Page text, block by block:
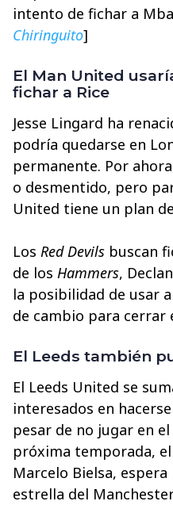
intento de fichar a
Chiringuito]
El Man United
fichar a Rice
Jesse Lingard ha
podría quedarse en
permanente. Por
o desmentido, pero
United tiene un plan
Los Red Devils buscan
de los Hammers,
la posibilidad de usar
de cambio para cerrar
El Leeds también
El Leeds United se
interesados en
pesar de no jugar en
próxima temporada,
Marcelo Bielsa,
estrella del